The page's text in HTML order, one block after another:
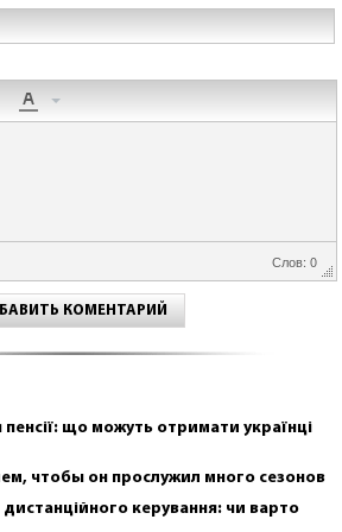
Слов: 0
КОМЕНТАРИЙ
що можуть отримати українці
чтобы он прослужил много сезонов
керування: чи варто